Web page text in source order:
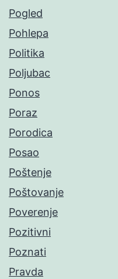
Pogled
Pohlepa
Politika
Poljubac
Ponos
Poraz
Porodica
Posao
Poštenje
Poštovanje
Poverenje
Pozitivni
Poznati
Pravda